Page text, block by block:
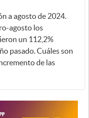
a agosto de 2024.
agosto los
un 112,2%
pasado. Cuáles son
de las